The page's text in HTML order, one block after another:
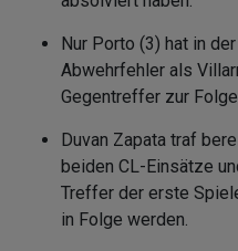
Nur Porto (3) hat in
Abwehrfehler als
Gegentreffer zur
Duvan Zapata traf
beiden CL-Einsätze
Treffer der erste
in Folge werden.